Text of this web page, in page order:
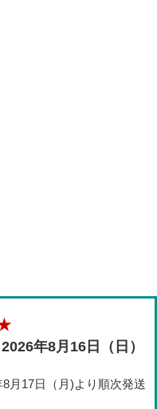
★
年8月16日（日）
月17日（月)より順次発送